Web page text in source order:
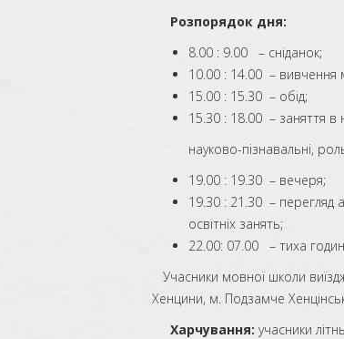
Розпорядок дня:
8.00 : 9.00 – сніданок;
10.00 : 14.00 – вивчення
15.00 : 15.30 – обід;
15.30 : 18.00 – заняття в
науково-пізнавальні,
19.00 : 19.30 – вечеря;
19.30 : 21.30 – перегляд
освітніх занять;
22.00: 07.00 – тиха
Учасники мовної школи
Хенцини, м. Подзамче
Харчування: учасники